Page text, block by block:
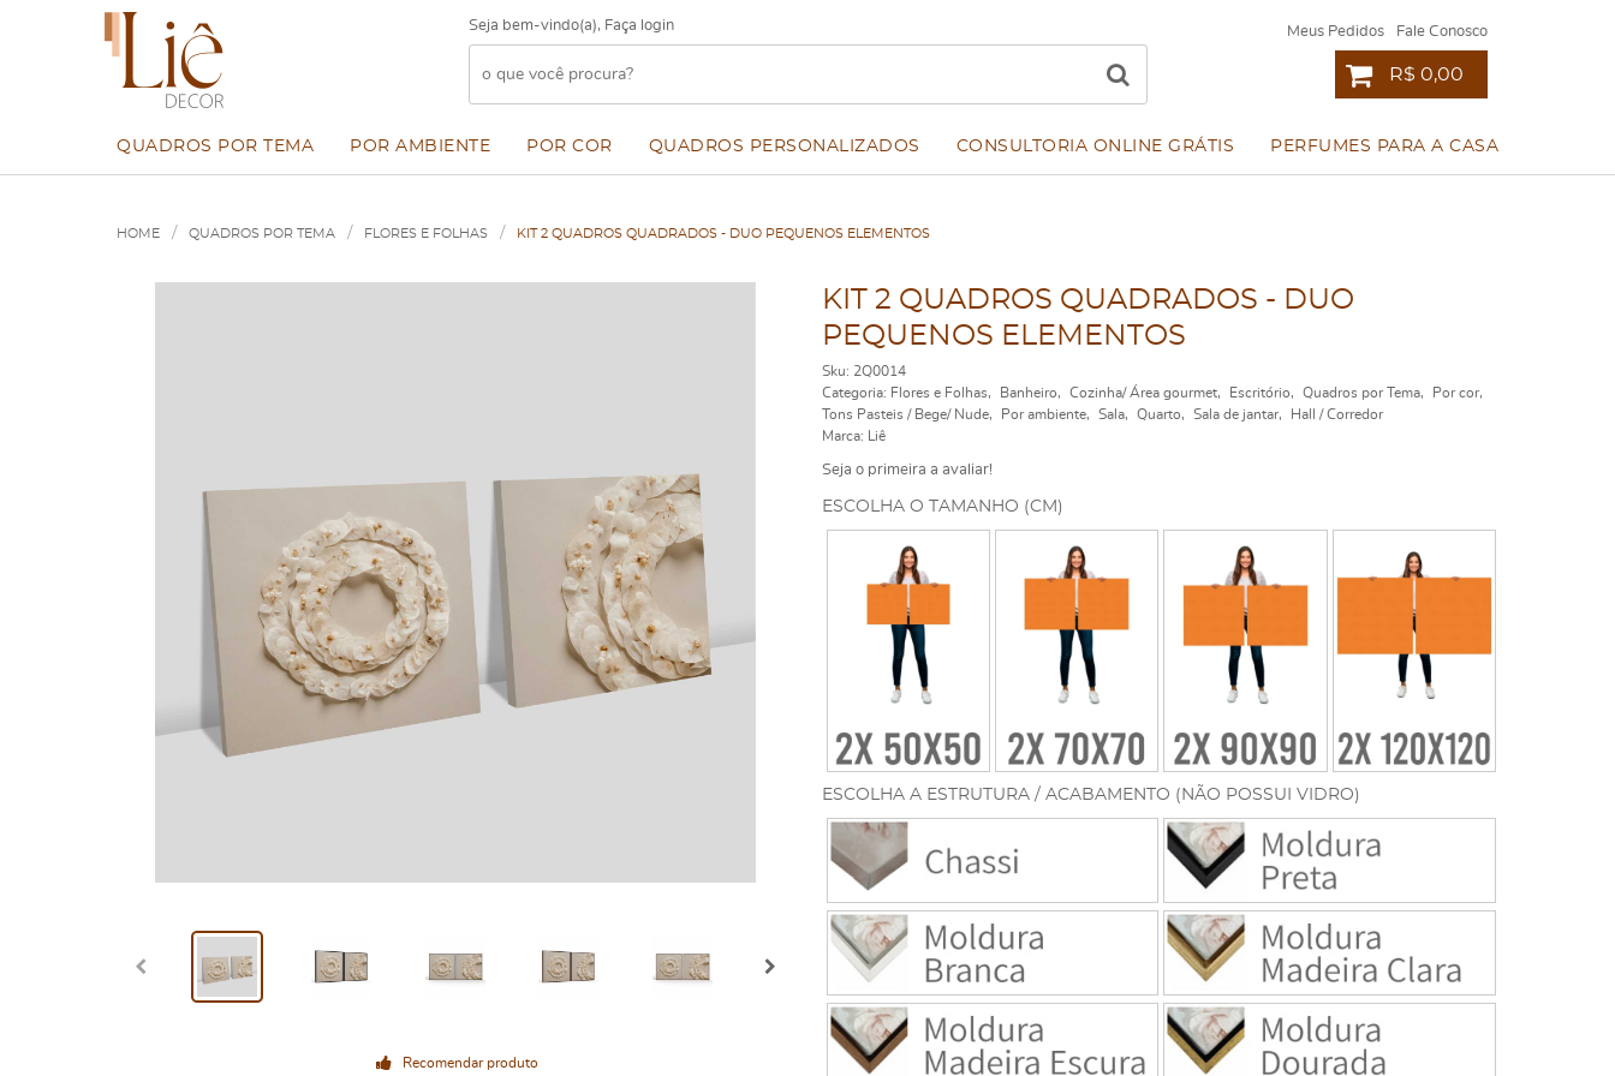
Seja bem-vindo(a), Faça login Meus Pedidos Fale Conosco
R$ 0,00
QUADROS POR TEMA POR AMBIENTE POR COR QUADROS PERSONALIZADOS CONSULTORIA ONLINE GRÁTIS PERFUMES PARA A CASA
HOME QUADROS POR TEMA FLORES E FOLHAS KIT 2 QUADROS QUADRADOS - DUO PEQUENOS ELEMENTOS
Recomendar produto
KIT 2 QUADROS QUADRADOS - DUO
PEQUENOS ELEMENTOS
Sku: 2Q0014
Categoria: Flores e Folhas Banheiro Cozinha/ Área gourmet Escritório Quadros por Tema
Por cor
Tons Pasteis / Bege/ Nude
Por ambiente Sala Quarto Sala de jantar
Hall / Corredor
Marca:
Liê
Seja o primeira a avaliar!
ESCOLHA A ESTRUTURA / ACABAMENTO (NÃO POSSUI VIDRO)
ESCOLHA O TAMANHO (CM)